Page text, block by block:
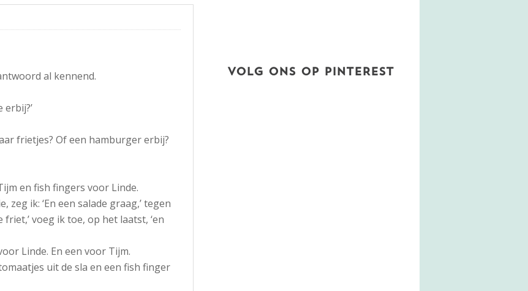
al kennend.
erbij?’
frietjes? Of een hamburger erbij?
en fish fingers voor Linde.
ik: ‘En een salade graag,’ tegen
voeg ik toe, op het laatst, ‘en
Linde. En een voor Tijm.
uit de sla en een fish finger
VOLG ONS OP PINTEREST